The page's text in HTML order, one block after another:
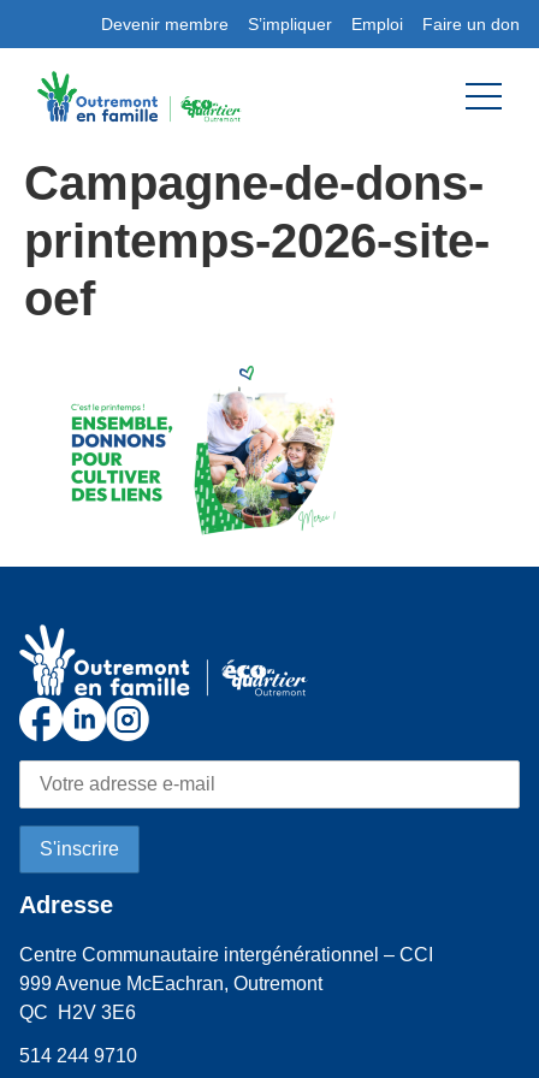
Devenir membre S’impliquer Emploi Faire un don
Campagne-de-dons-
printemps-2026-site-
oef
Adresse
Centre Communautaire intergénérationnel – CCI
999 Avenue McEachran, Outremont
QC H2V 3E6
514 244 9710